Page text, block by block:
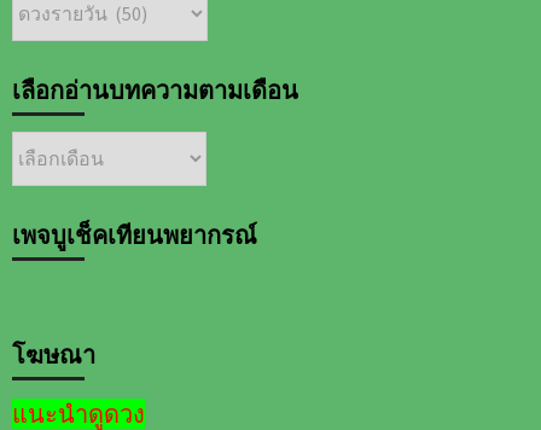
ต่างๆ
เลือกอ่านบทความตามเดือน
เลือก
ตาม
เดือน
เพจบูเช็คเทียนพยากรณ์
โฆษณา
แนะนำดูดวง